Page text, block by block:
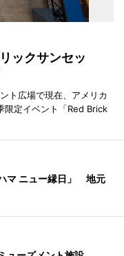
ックサンセッ
ト広場で現在、アメリカ
限定イベント「Red Brick
マ ニュー縁日」 地元